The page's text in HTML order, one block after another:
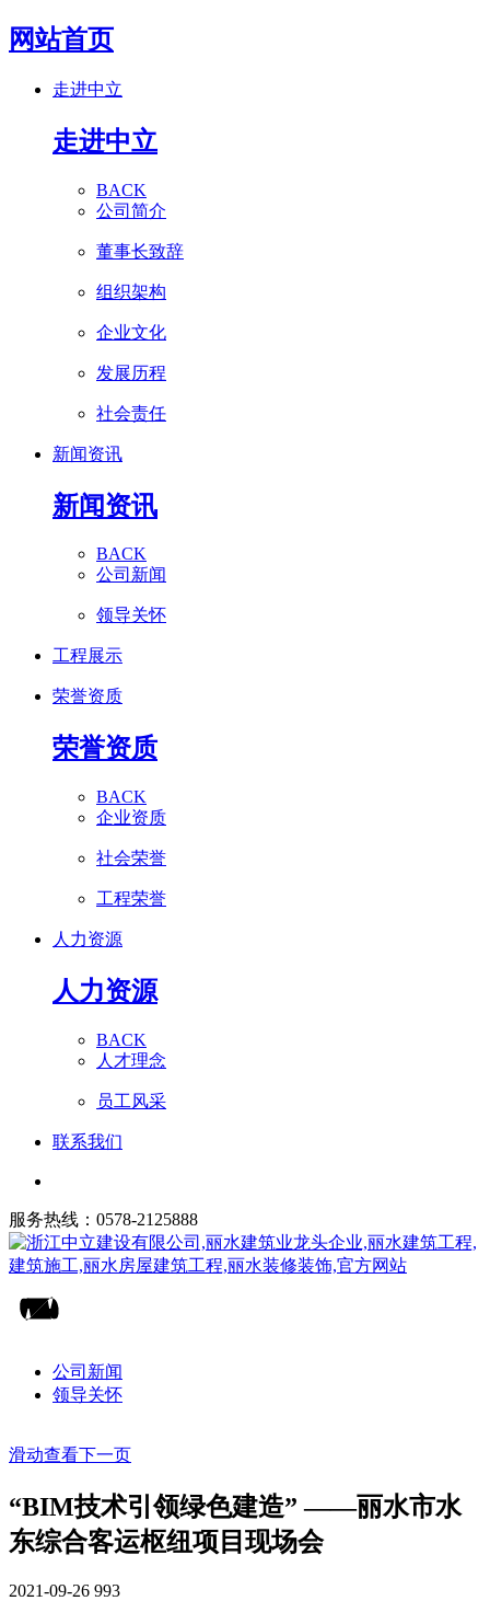
网站首页
走进中立
走进中立
BACK
公司简介
董事长致辞
组织架构
企业文化
发展历程
社会责任
新闻资讯
新闻资讯
BACK
公司新闻
领导关怀
工程展示
荣誉资质
荣誉资质
BACK
企业资质
社会荣誉
工程荣誉
人力资源
人力资源
BACK
人才理念
员工风采
联系我们
服务热线：0578-2125888
公司新闻
领导关怀
滑动查看下一页
“BIM技术引领绿色建造” ——丽水市水
东综合客运枢纽项目现场会
2021-09-26 993